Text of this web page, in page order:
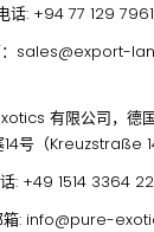
话: +94 77 129 7961
sales@export-
有限公司，德
号（Kreuzstraße
: +49 1514 3364
: info@pure-